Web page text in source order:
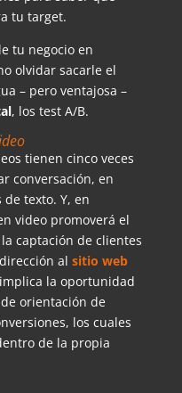
tu target.
tu negocio en
olvidar sacarle el
– pero ventajosa –
, los test A/B.
tienen cinco veces
conversación, en
texto. Y, en
video promoverá el
captación de clientes
al sitio web
la oportunidad
orientación de
los cuales
de la propia